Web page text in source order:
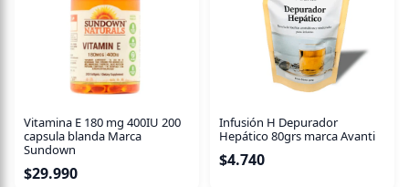
Vitamina E 180 mg 400IU 200
capsula blanda Marca
Sundown
$29.990
Infusión H Depurador
Hepático 80grs marca Avanti
$4.740